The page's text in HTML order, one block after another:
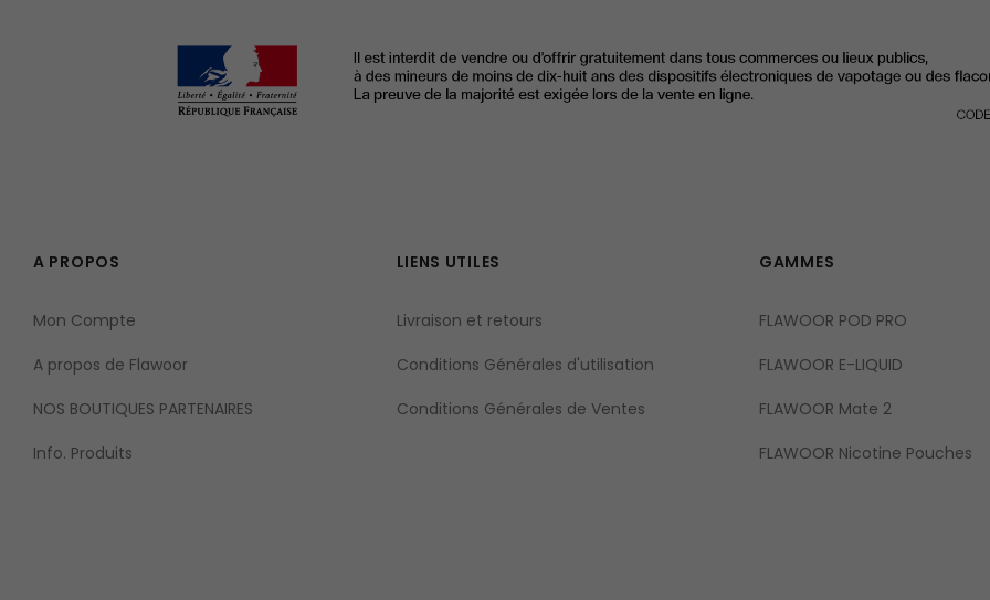
A PROPOS
Mon Compte
A propos de Flawoor
NOS BOUTIQUES PARTENAIRES
Info. Produits
LIENS UTILES
Livraison et retours
Conditions Générales d'utilisation
Conditions Générales de Ventes
GAMMES
FLAWOOR POD PRO
FLAWOOR E-LIQUID
FLAWOOR Mate 2
FLAWOOR Nicotine Pouches